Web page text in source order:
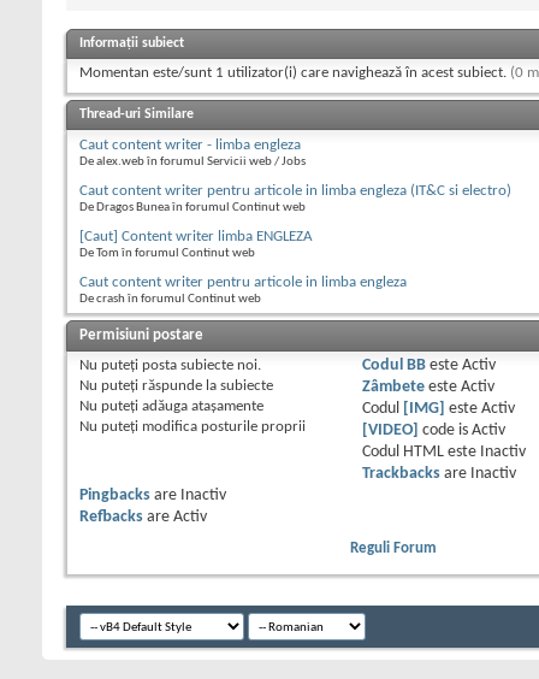
Informații subiect
Momentan este/sunt 1 utilizator(i) care navighează în acest subiect. (0
Thread-uri Similare
Caut content writer - limba engleza
De alex.web în forumul Servicii web / Jobs
Caut content writer pentru articole in limba engleza (IT&C si electro)
De Dragos Bunea în forumul Continut web
[Caut] Content writer limba ENGLEZA
De Tom în forumul Continut web
Caut content writer pentru articole in limba engleza
De crash în forumul Continut web
Permisiuni postare
Nu puteţi posta subiecte noi.
Nu puteţi răspunde la subiecte
Nu puteţi adăuga ataşamente
Nu puteţi modifica posturile proprii
Codul BBeste Activ
Zâmbeteeste Activ
Codul
[IMG] este Activ
[VIDEO]
code is Activ
Codul HTML este
Inactiv
Trackbacksare
Inactiv
Pingbacks are
Inactiv
Refbacks are Activ
Reguli Forum